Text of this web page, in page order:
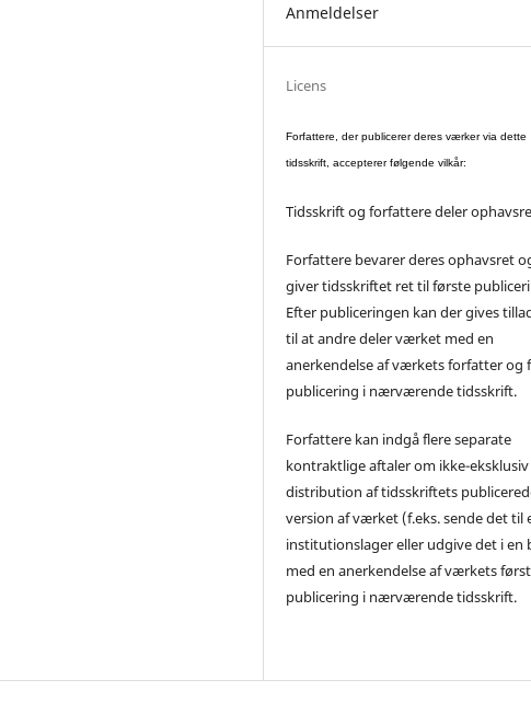
Anmeldelser
Licens
Forfattere, der publicerer deres værker via dette
tidsskrift, accepterer følgende vilkår:
Tidsskrift og forfattere deler
Forfattere bevarer deres ophavsret
giver tidsskriftet ret til første
Efter publiceringen kan der gives
til at andre deler værket med en
anerkendelse af værkets forfatter og
publicering i nærværende tidsskrift.
Forfattere kan indgå flere separate
kontraktlige aftaler om ikke-eksklusiv
distribution af tidsskriftets
version af værket (f.eks. sende det til
institutionslager eller udgive det i en
med en anerkendelse af værkets
publicering i nærværende tidsskrift.